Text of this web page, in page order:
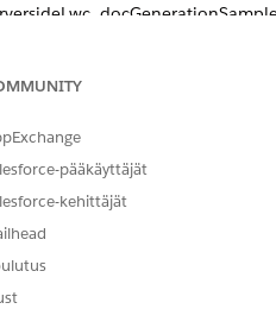
pääkäyttäjät
kehittäjät